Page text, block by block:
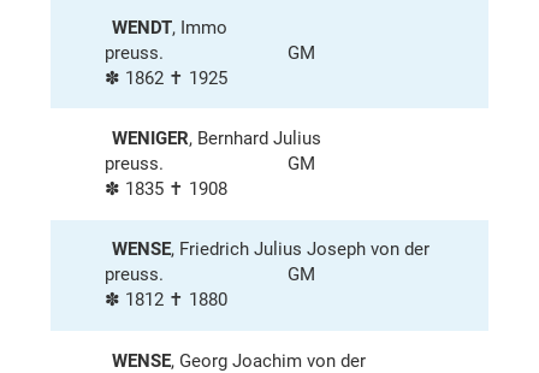
WENDT, Immo
preuss.
GM
✽ 1862 ✝ 1925
WENIGER, Bernhard Julius
preuss.
GM
✽ 1835 ✝ 1908
WENSE, Friedrich Julius Joseph von der
preuss.
GM
✽ 1812 ✝ 1880
WENSE, Georg Joachim von der